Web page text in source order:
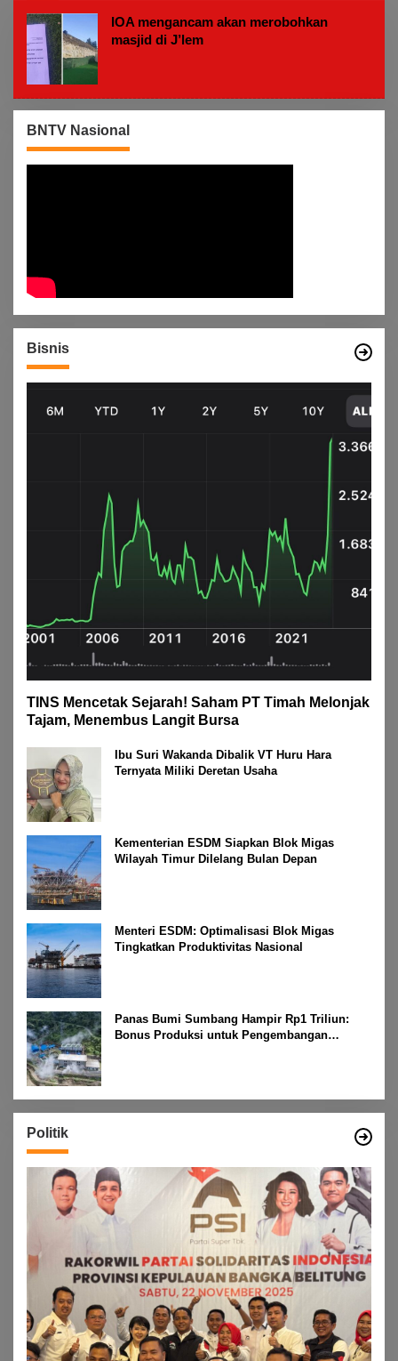
M
IOA mengancam akan merobohkan
masjid di J’lem
BNTV Nasional
Bisnis
TINS Mencetak Sejarah! Saham PT Timah Melonjak
Tajam, Menembus Langit Bursa
Ibu Suri Wakanda Dibalik VT Huru Hara
Ternyata Miliki Deretan Usaha
Kementerian ESDM Siapkan Blok Migas
Wilayah Timur Dilelang Bulan Depan
Menteri ESDM: Optimalisasi Blok Migas
Tingkatkan Produktivitas Nasional
Panas Bumi Sumbang Hampir Rp1 Triliun:
Bonus Produksi untuk Pengembangan
Politik